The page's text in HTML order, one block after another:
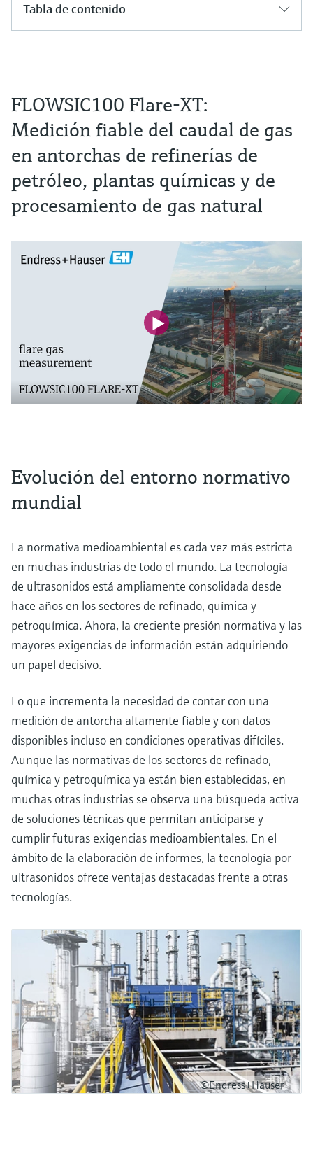
Tabla de contenido
FLOWSIC100 Flare-XT:
Medición fiable del caudal de gas
en antorchas de refinerías de
petróleo, plantas químicas y de
procesamiento de gas natural
Evolución del entorno normativo
mundial
La normativa medioambiental es cada vez más estricta
en muchas industrias de todo el mundo. La tecnología
de ultrasonidos está ampliamente consolidada desde
hace años en los sectores de refinado, química y
petroquímica. Ahora, la creciente presión normativa y las
mayores exigencias de información están adquiriendo
un papel decisivo.
Lo que incrementa la necesidad de contar con una
medición de antorcha altamente fiable y con datos
disponibles incluso en condiciones operativas difíciles.
Aunque las normativas de los sectores de refinado,
química y petroquímica ya están bien establecidas, en
muchas otras industrias se observa una búsqueda activa
de soluciones técnicas que permitan anticiparse y
cumplir futuras exigencias medioambientales. En el
ámbito de la elaboración de informes, la tecnología por
ultrasonidos ofrece ventajas destacadas frente a otras
tecnologías.
©Endress+Hauser